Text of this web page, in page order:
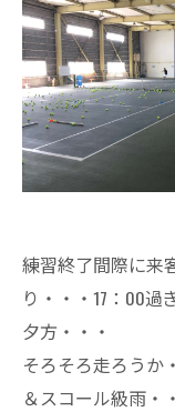
練習終了間際に来
り・・・17：00
夕方・・・
そろそろ走ろうか
＆スコール級雨・